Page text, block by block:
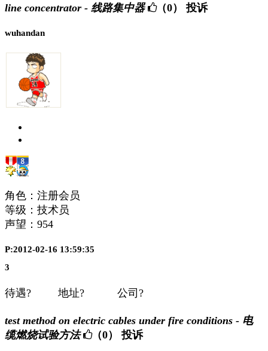
line concentrator - 线路集中器 （0） 投诉
wuhandan
角色：注册会员
等级：技术员
声望： 954
P:2012-02-16 13:59:35
3
待遇? 地址? 公司?
test method on electric cables under fire conditions - 电
缆燃烧试验方法
（0） 投诉